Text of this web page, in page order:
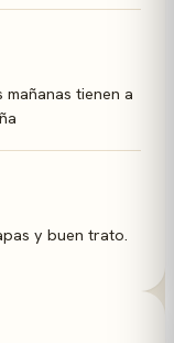
tienen a
y buen trato.